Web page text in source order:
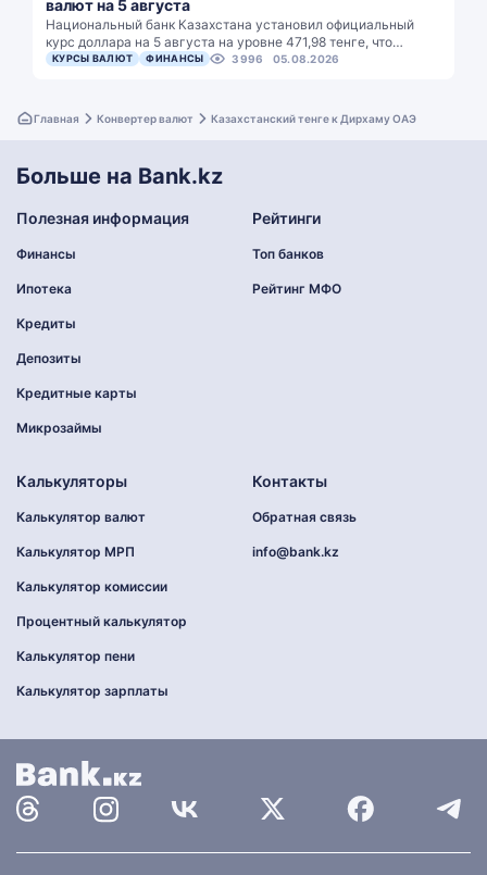
валют на 5 августа
Национальный банк Казахстана установил официальный
курс доллара на 5 августа на уровне 471,98 тенге, что…
КУРСЫ ВАЛЮТ ФИНАНСЫ 3996 05.08.2026
Главная Конвертер валют Казахстанский тенге к Дирхаму ОАЭ
Больше на Bank.kz
Полезная информация
Финансы
Ипотека
Кредиты
Депозиты
Кредитные карты
Микрозаймы
Рейтинги
Топ банков
Рейтинг МФО
Калькуляторы
Калькулятор валют
Калькулятор МРП
Калькулятор комиссии
Процентный калькулятор
Калькулятор пени
Калькулятор зарплаты
Контакты
Обратная связь
info@bank.kz